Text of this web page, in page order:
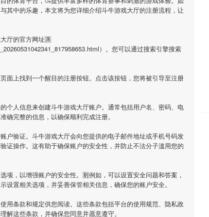
其中的乐趣，本文将为您详细介绍斗牛游戏大厅的注册流程，让
厅的官方网址🈵
）。您可以通过搜索引擎搜索
面上找到一个醒目的注册按钮。点击该按钮，您将被引导至注册
个人信息来创建斗牛游戏大厅账户。通常包括用户名、密码、电
确完整的信息，以确保顺利完成注册。
户验证。 斗牛游戏大厅会向您提供的电子邮件地址或手机号码发
证操作。这有助于确保账户的安全性，并防止不法分子滥用您的
项，以增强账户的安全性。🈹例如，可以设置安全问题和答案，
设置相关选项，并妥善保管相关信息，确保您的账户安全。
用条款和规定供您阅读。这些条款包括平台的使用规范、隐私政
解这些条款，并确保您同意并愿意遵守。